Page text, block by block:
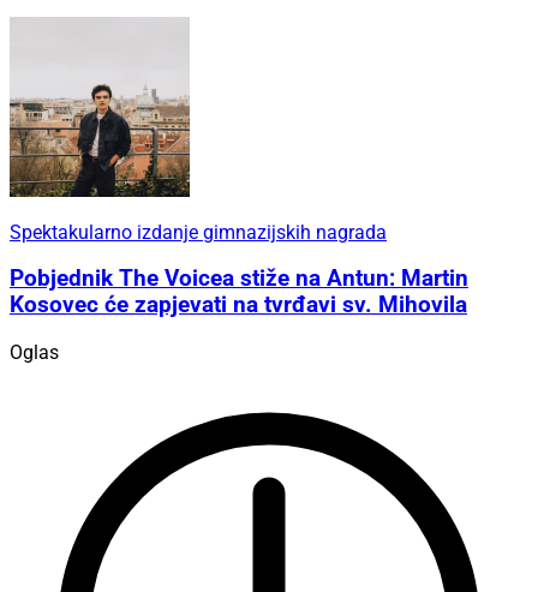
Spektakularno izdanje gimnazijskih nagrada
Pobjednik The Voicea stiže na Antun: Martin
Kosovec će zapjevati na tvrđavi sv. Mihovila
Oglas